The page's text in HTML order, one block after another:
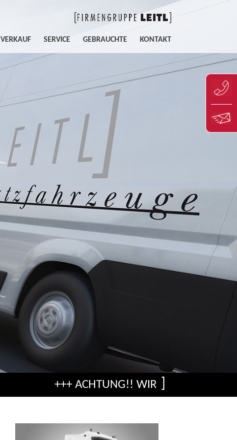
VERKAUF SERVICE GEBRAUCHTE KONTAKT
+++ ACHTUNG!! WIR ZIEHEN UM! BIS